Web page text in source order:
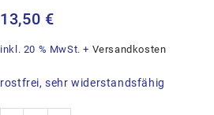
13,50 €
inkl. 20 % MwSt. + Versandkosten
rostfrei, sehr widerstandsfähig